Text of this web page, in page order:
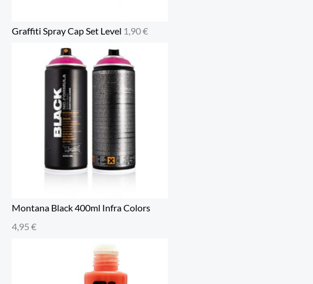
Graffiti Spray Cap Set Level 1,90€
Montana Black 400ml Infra Colors
4,95 €